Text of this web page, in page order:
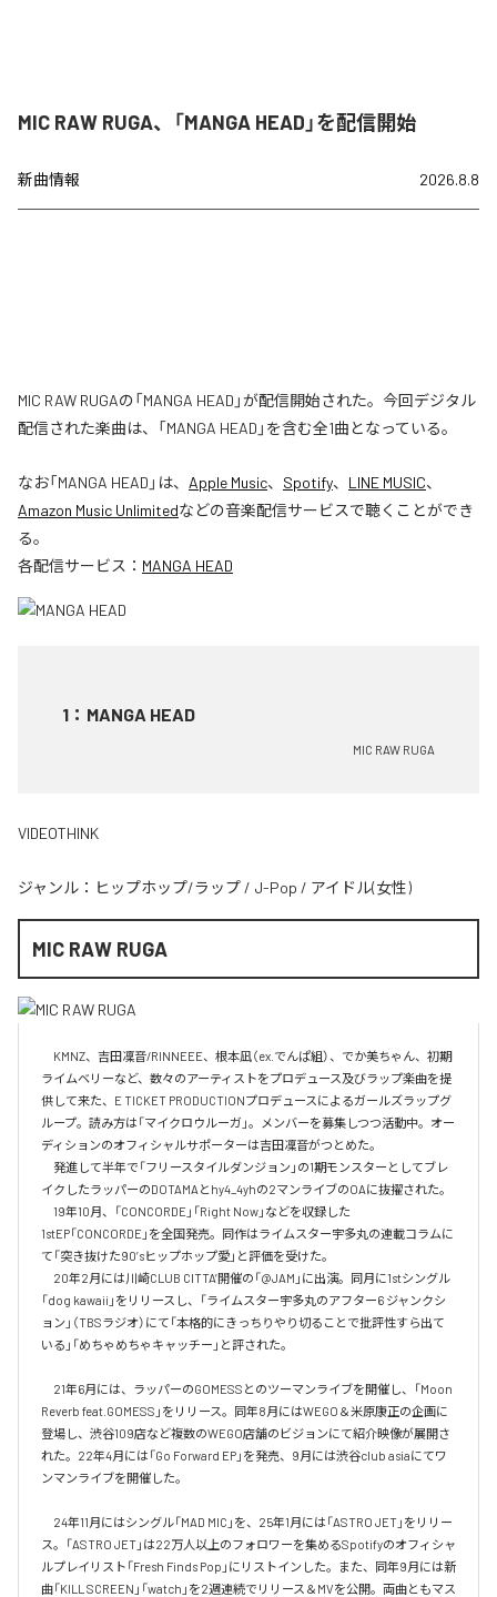
MIC RAW RUGA、「MANGA HEAD」を配信開始
新曲情報 2026.8.8
MIC RAW RUGAの「MANGA HEAD」が配信開始された。今回デジタル
配信された楽曲は、「MANGA HEAD」を含む全1曲となっている。
なお「MANGA HEAD 」は、 Apple Music、 Spotify、 LINE MUSIC、
Amazon Music Unlimitedなどの音楽配信サービスで聴くことができ
る。
各配信サービス： MANGA HEAD
1 ： MANGA HEAD
MIC RAW RUGA
VIDEOTHINK
ジャンル： ヒップホップ/ラップ / J-Pop / アイドル(女性)
MIC RAW RUGA
KMNZ、吉田凜音/RINNEEE、根本凪（ex.でんぱ組）、でか美ちゃん、初期
ライムベリーなど、数々のアーティストをプロデュース及びラップ楽曲を提
供して来た、E TICKET PRODUCTIONプロデュースによるガールズラップグ
ループ。読み方は「マイクロウルーガ」。メンバーを募集しつつ活動中。オー
ディションのオフィシャルサポーターは吉田凜音がつとめた。
発進して半年で「フリースタイルダンジョン」の1期モンスターとしてブレ
イクしたラッパーのDOTAMAとhy4_4yhの2マンライブのOAに抜擢された。
19年10月、「CONCORDE」「Right Now」などを収録した
1stEP「CONCORDE」を全国発売。同作はライムスター宇多丸の連載コラムに
て「突き抜けた90’sヒップホップ愛」と評価を受けた。
20年2月には川崎CLUB CITTA’開催の「@JAM」に出演。同月に1stシングル
「dog kawaii」をリリースし、「ライムスター宇多丸のアフター6 ジャンクシ
ョン」（TBSラジオ）にて「本格的にきっちりやり切ることで批評性すら出て
いる」「めちゃめちゃキャッチー」と評された。
21年6月には、ラッパーのGOMESSとのツーマンライブを開催し、「Moon
Reverb feat.GOMESS」をリリース。同年8月にはWEGO＆米原康正の企画に
登場し、渋谷109店など複数のWEGO店舗のビジョンにて紹介映像が展開さ
れた。22年4月には「Go Forward EP」を発売、9月には渋谷club asiaにてワ
ンマンライブを開催した。
24年11月にはシングル「MAD MIC」を、25年1月には「ASTRO JET」をリリー
ス。「ASTRO JET」は22万人以上のフォロワーを集めるSpotifyのオフィシャ
ルプレイリスト「Fresh Finds Pop」にリストインした。また、同年9月には新
曲「KILL SCREEN」「watch」を2週連続でリリース＆MVを公開。両曲ともマス